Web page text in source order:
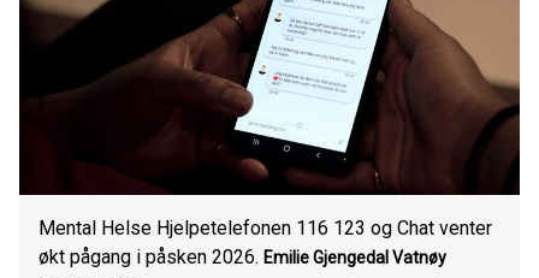
Mental Helse Hjelpetelefonen 116 123 og Chat venter
økt pågang i påsken 2026. Emilie Gjengedal Vatnøy